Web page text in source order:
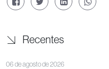
Recentes
06 de agosto de 2026